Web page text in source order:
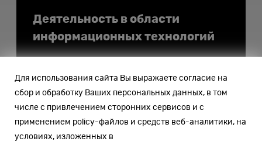
Деятельность в области
информационных технологий
© 2009—2026
Для использования сайта Вы выражаете согласие на
сбор и обработку Ваших персональных данных, в том
числе с привлечением сторонних сервисов и с
применением policy-файлов и средств веб-аналитики, на
условиях, изложенных в